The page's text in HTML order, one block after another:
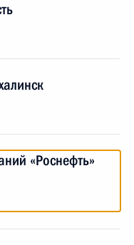
«Роснефть»